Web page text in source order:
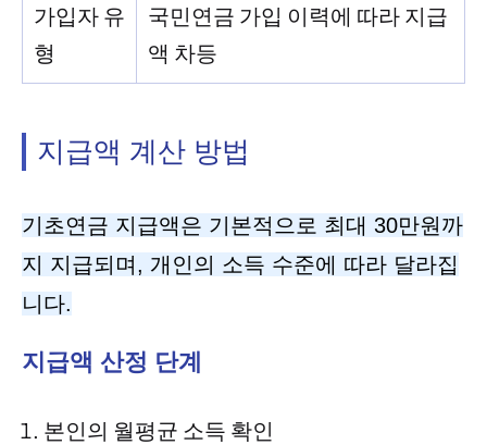
가입자 유
형
국민연금 가입 이력에 따라 지급
액 차등
지급액 계산 방법
기초연금 지급액은 기본적으로 최대 30만원까
지 지급되며, 개인의 소득 수준에 따라 달라집
니다.
지급액 산정 단계
본인의 월평균 소득 확인